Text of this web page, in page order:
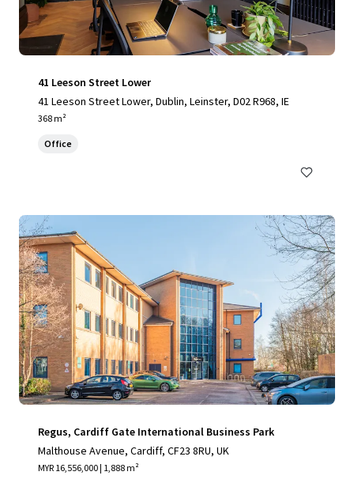
41 Leeson Street Lower
41 Leeson Street Lower, Dublin, Leinster, D02 R968, IE
368 m²
Office
Regus, Cardiff Gate International Business Park
Malthouse Avenue, Cardiff, CF23 8RU, UK
MYR 16,556,000 | 1,888 m²